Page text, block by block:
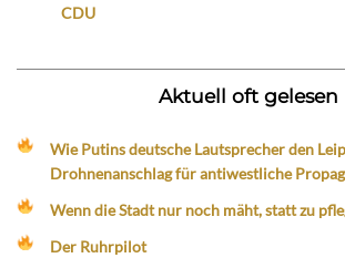
CDU
Aktuell oft gelesen
Wie Putins deutsche Lautsprecher den
Drohnenanschlag für antiwestliche
Wenn die Stadt nur noch mäht, statt zu
Der Ruhrpilot